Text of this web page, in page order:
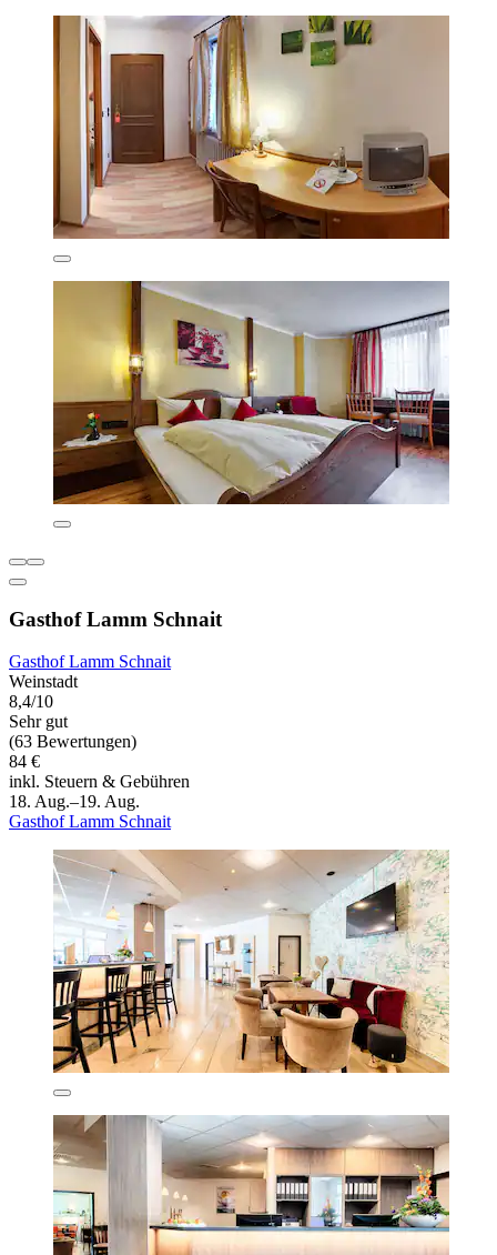
Gasthof Lamm Schnait
Gasthof Lamm Schnait
Weinstadt
8,4/10
Sehr gut
(63 Bewertungen)
84 €
inkl. Steuern & Gebühren
18. Aug.–19. Aug.
Gasthof Lamm Schnait